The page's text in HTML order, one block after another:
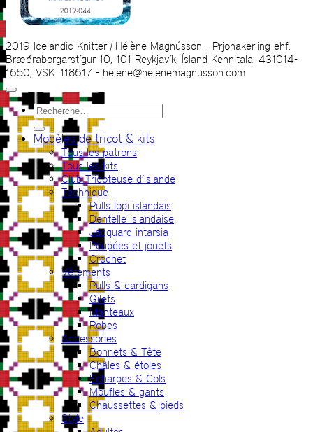
2019 Icelandic Knitter | Hélène Magnússon - Prjonakerling ehf.
Bræðraborgarstígur 10, 101 Reykjavík, Ísland Kennitala: 431014-
1650, VSK: 118617 - helene@helenemagnusson.com
Recherche
pour :
Modèles de tricot & kits
Tous les patrons
Tous les kits
Club Tricoteuse d’Islande
Technique
Pulls lopi islandais
Dentelle islandaise
Jacquard intarsia
Poupées et jouets
Crochet
Vêtements
Pulls & cardigans
Gilets
Manteaux
Robes
Accessories
Bonnets & Tête
Châles & étoles
Echarpes & Cols
Moufles & gants
Chaussettes & pieds
Style